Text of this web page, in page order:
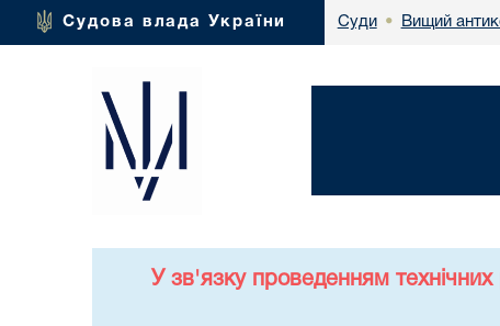
Судова влада України Суди • Вищий
У зв'язку проведенням